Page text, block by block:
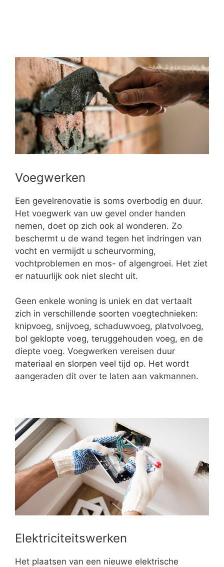
Voegwerken
Een gevelrenovatie is soms overbodig en duur.
Het voegwerk van uw gevel onder handen
nemen, doet op zich ook al wonderen. Zo
beschermt u de wand tegen het indringen van
vocht en vermijdt u scheurvorming,
vochtproblemen en mos- of algengroei. Het ziet
er natuurlijk ook niet slecht uit.
Geen enkele woning is uniek en dat vertaalt
zich in verschillende soorten voegtechnieken:
knipvoeg, snijvoeg, schaduwvoeg, platvolvoeg,
bol geklopte voeg, teruggehouden voeg, en de
diepte voeg. Voegwerken vereisen duur
materiaal en slorpen veel tijd op. Het wordt
aangeraden dit over te laten aan vakmannen.
Elektriciteitswerken
Het plaatsen van een nieuwe elektrische